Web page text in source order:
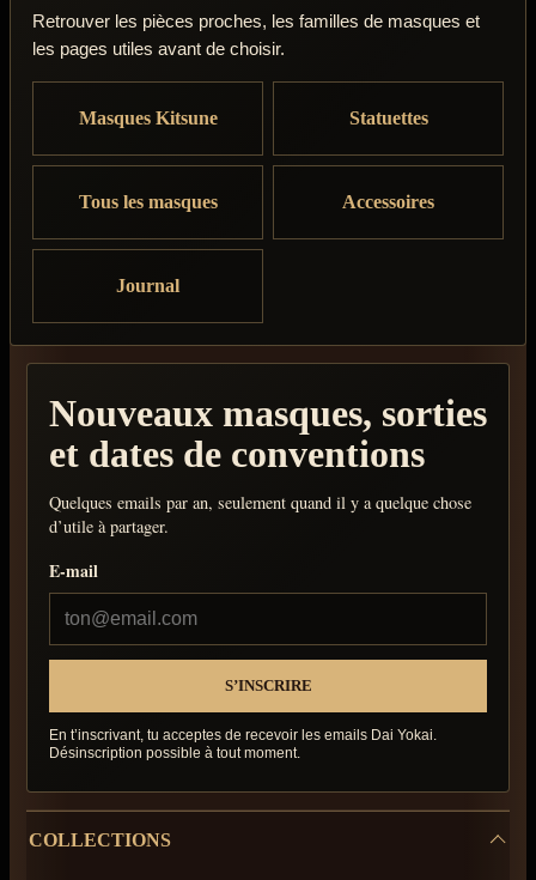
Retrouver les pièces proches, les familles de masques et
les pages utiles avant de choisir.
Masques Kitsune Statuettes
Tous les masques Accessoires
Journal
Nouveaux masques, sorties
et dates de conventions
Quelques emails par an, seulement quand il y a quelque chose
d’utile à partager.
E-mail
En t’inscrivant, tu acceptes de recevoir les emails Dai Yokai.
Désinscription possible à tout moment.
COLLECTIONS